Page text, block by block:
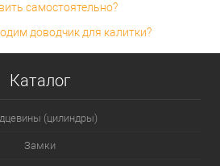
самостоятельно?
доводчик для калитки?
Каталог
(цилиндры)
Замки